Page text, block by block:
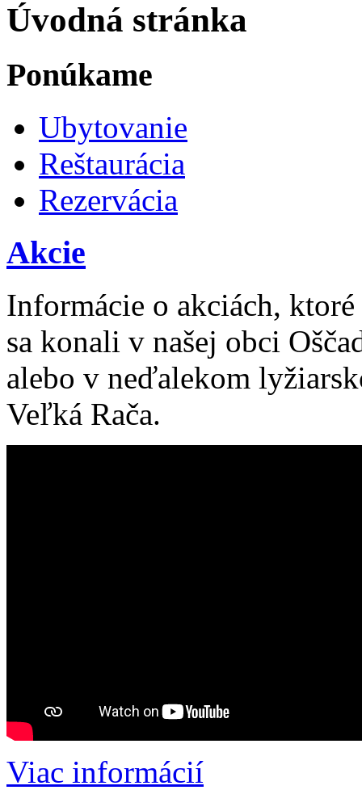
Úvodná stránka
Ponúkame
Ubytovanie
Reštaurácia
Rezervácia
Akcie
Informácie o akciách,
sa konali v našej obci
alebo v neďalekom
Veľká Rača.
Viac informácií